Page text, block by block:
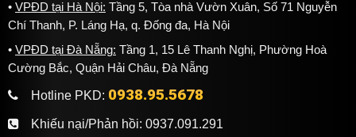
VPĐD tại Hà Nội: Tầng 5, Tòa nhà Vườn Xuân, Số 71 Nguyễn
Chí Thanh, P. Láng Hạ, q. Đống đa, Hà Nội
VPĐD tại Đà Nẵng: Tầng 1, 15 Lê Thanh Nghị, Phường Hoà
Cường Bắc, Quận Hải Châu, Đà Nẵng
Hotline PKD: 0938.95.5678
Khiếu nại/Phản hồi: 0937.091.291